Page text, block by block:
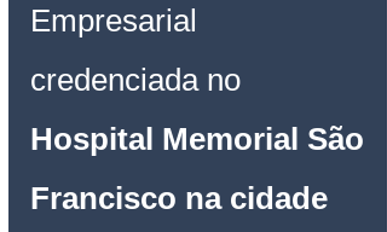
Empresarial
credenciada no
Hospital Memorial São
Francisco na cidade